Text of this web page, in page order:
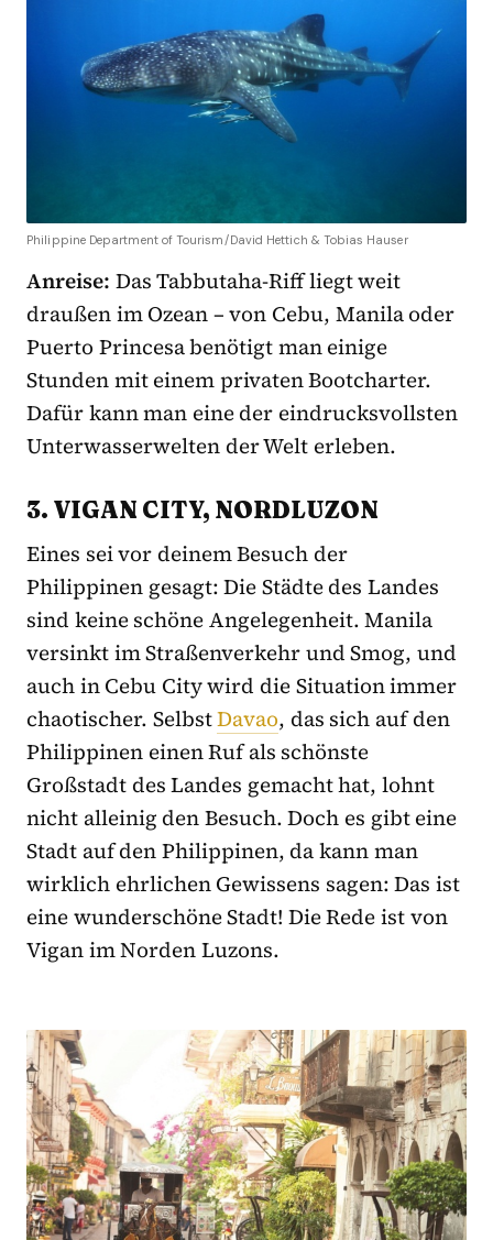
Philippine Department of Tourism/David Hettich & Tobias Hauser
Anreise: Das Tabbutaha-Riff liegt weit
draußen im Ozean – von Cebu, Manila oder
Puerto Princesa benötigt man einige
Stunden mit einem privaten Bootcharter.
Dafür kann man eine der eindrucksvollsten
Unterwasserwelten der Welt erleben.
3. VIGAN CITY, NORDLUZON
Eines sei vor deinem Besuch der
Philippinen gesagt: Die Städte des Landes
sind keine schöne Angelegenheit. Manila
versinkt im Straßenverkehr und Smog, und
auch in Cebu City wird die Situation immer
chaotischer. SelbstDavao, das sich auf den
Philippinen einen Ruf als schönste
Großstadt des Landes gemacht hat, lohnt
nicht alleinig den Besuch. Doch es gibt eine
Stadt auf den Philippinen, da kann man
wirklich ehrlichen Gewissens sagen: Das ist
eine wunderschöne Stadt! Die Rede ist von
Vigan im Norden Luzons.